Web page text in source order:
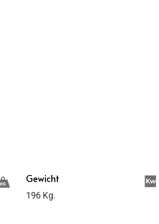
Gewicht
196 Kg.